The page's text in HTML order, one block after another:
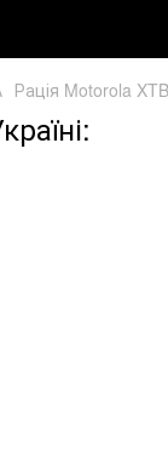
Рація Motorola